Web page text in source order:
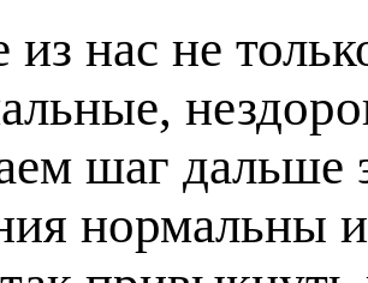
нас не
шаг дальше
нормальны